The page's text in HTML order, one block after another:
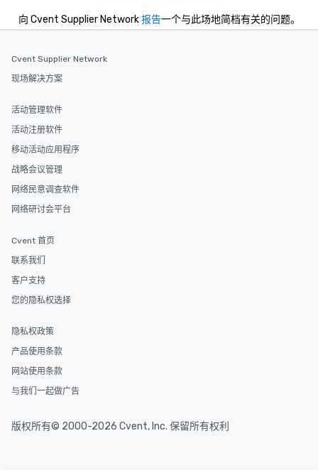
向 Cvent Supplier Network报告一个与此场地简档有关的问题。
Cvent Supplier Network
现场解决方案
活动管理软件
活动注册软件
移动活动应用程序
战略会议管理
网络民意调查软件
网络研讨会平台
Cvent 首页
联系我们
客户支持
您的隐私权选择
隐私权政策
产品使用条款
网站使用条款
与我们一起做广告
版权所有© 2000-2026 Cvent, Inc. 保留所有权利